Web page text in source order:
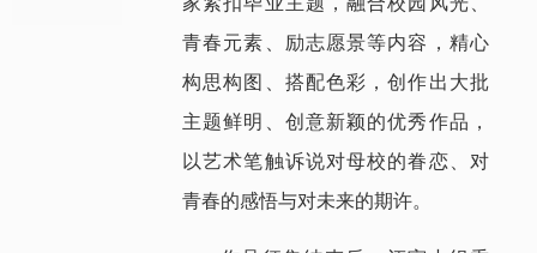
青春元素、励志愿景等内容，精心
构思构图、搭配色彩，创作出大批
主题鲜明、创意新颖的优秀作品，
以艺术笔触诉说对母校的眷恋、对
青春的感悟与对未来的期许。